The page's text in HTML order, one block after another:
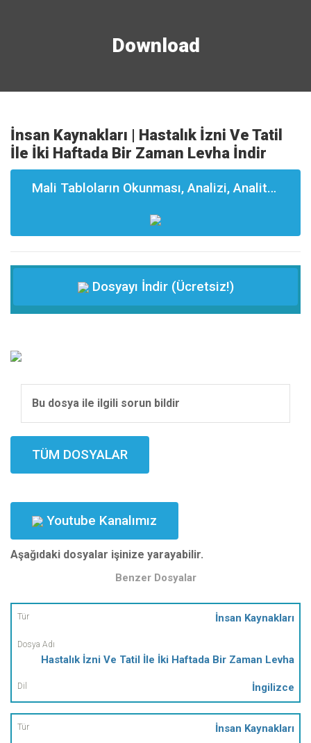
Download
İnsan Kaynakları | Hastalık İzni Ve Tatil
İle İki Haftada Bir Zaman Levha İndir
Mali Tabloların Okunması, Analizi, Analitği ve Yorumlanması Eğitimi
Dosyayı İndir (Ücretsiz!)
Bu dosya ile ilgili sorun bildir
TÜM DOSYALAR
Youtube Kanalımız
Aşağıdaki dosyalar işinize yarayabilir.
Benzer Dosyalar
Tür
Dosya
Dil
İnsan Kaynakları
Hastalık İzni Ve Tatil İle İki Haftada Bir Zaman Levha
İngilizce
İnsan Kaynakları